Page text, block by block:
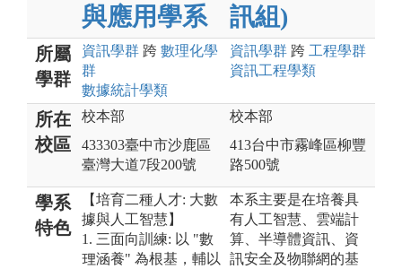
與應用學系
訊組)
所屬
學群
資訊學群 跨 數理化學
群
數據統計學類
資訊學群 跨 工程學群
資訊工程學類
所在
校區
校本部
433303臺中市沙鹿區
臺灣大道7段200號
校本部
413台中市霧峰區柳豐
路500號
學系
特色
【培育二種人才: 大數
據與人工智慧】
1. 三面向訓練: 以 "數
理涵養" 為根基，輔以
本系主要是在培養具
有人工智慧、雲端計
算、半導體資訊、資
訊安全及物聯網的基